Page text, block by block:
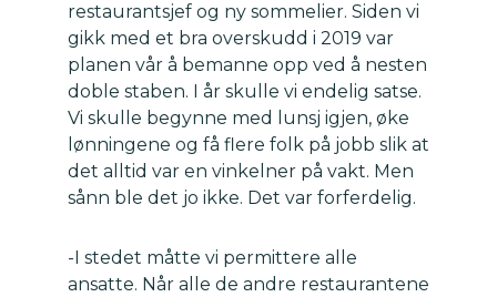
restaurantsjef og ny sommelier. Siden vi
gikk med et bra overskudd i 2019 var
planen vår å bemanne opp ved å nesten
doble staben. I år skulle vi endelig satse.
Vi skulle begynne med lunsj igjen, øke
lønningene og få flere folk på jobb slik at
det alltid var en vinkelner på vakt. Men
sånn ble det jo ikke. Det var forferdelig.
-I stedet måtte vi permittere alle
ansatte. Når alle de andre restaurantene